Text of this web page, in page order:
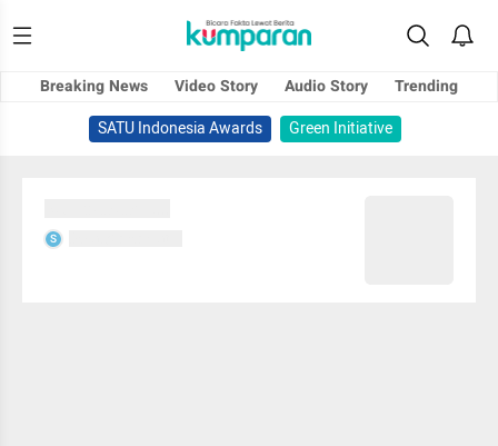
Breaking News Video Story Audio Story
Trending
SATU Indonesia Awards
Green Initiative
S